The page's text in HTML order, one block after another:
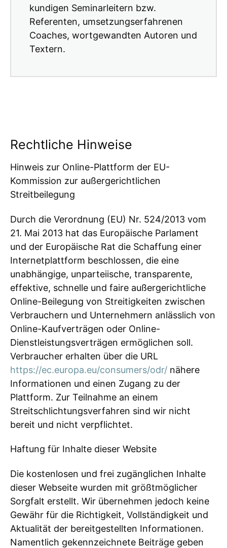
kundigen Seminarleitern bzw.
Referenten, umsetzungserfahrenen
Coaches, wortgewandten Autoren und
Textern.
Rechtliche Hinweise
Hinweis zur Online-Plattform der EU-
Kommission zur außergerichtlichen
Streitbeilegung
Durch die Verordnung (EU) Nr. 524/2013 vom
21. Mai 2013 hat das Europäische Parlament
und der Europäische Rat die Schaffung einer
Internetplattform beschlossen, die eine
unabhängige, unparteiische, transparente,
effektive, schnelle und faire außergerichtliche
Online-Beilegung von Streitigkeiten zwischen
Verbrauchern und Unternehmern anlässlich von
Online-Kaufverträgen oder Online-
Dienstleistungsverträgen ermöglichen soll.
Verbraucher erhalten über die URL
https://ec.europa.eu/consumers/odr/ nähere
Informationen und einen Zugang zu der
Plattform. Zur Teilnahme an einem
Streitschlichtungsverfahren sind wir nicht
bereit und nicht verpflichtet.
Haftung für Inhalte dieser Website
Die kostenlosen und frei zugänglichen Inhalte
dieser Webseite wurden mit größtmöglicher
Sorgfalt erstellt. Wir übernehmen jedoch keine
Gewähr für die Richtigkeit, Vollständigkeit und
Aktualität der bereitgestellten Informationen.
Namentlich gekennzeichnete Beiträge geben